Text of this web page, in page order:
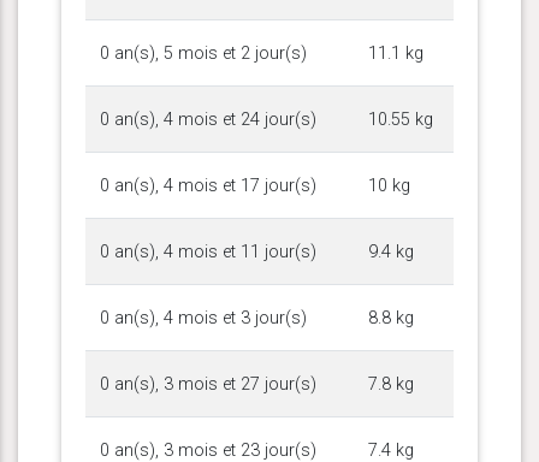
0 an(s), 5 mois et 2 jour(s) 11.1 kg
0 an(s), 4 mois et 24 jour(s) 10.55 kg
0 an(s), 4 mois et 17 jour(s) 10 kg
0 an(s), 4 mois et 11 jour(s) 9.4 kg
0 an(s), 4 mois et 3 jour(s) 8.8 kg
0 an(s), 3 mois et 27 jour(s) 7.8 kg
0 an(s), 3 mois et 23 jour(s) 7.4 kg